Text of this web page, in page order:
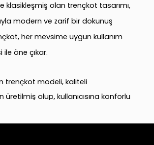
klasikleşmiş olan trençkot tasarımı,
modern ve zarif bir dokunuş
her mevsime uygun kullanım
öne çıkar.
trençkot modeli, kaliteli
olup, kullanıcısına konforlu
kişisel tercihlere hitap eder. Zarif